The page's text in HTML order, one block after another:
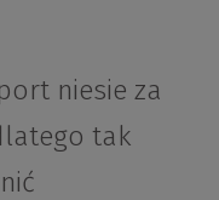
niesie za
tak